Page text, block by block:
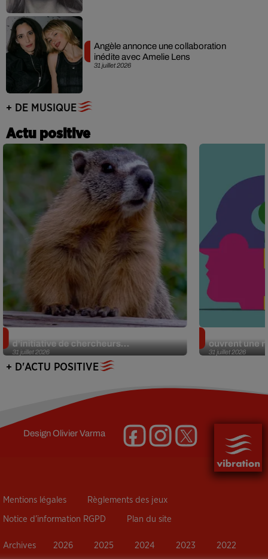
31 juillet 2026
Angèle annonce une collaboration
inédite avec Amelie Lens
+ DE MUSIQUE
Actu positive
31 juillet 2026
d’initiative de chercheurs...
31 juillet 2026
ouvrent une
+ D'ACTU POSITIVE
DesignOlivier Varma
Mentions légales Règlements des jeux
Notice d’information RGPD Plan du site
Archives 2026 2025 2024 2023 2022